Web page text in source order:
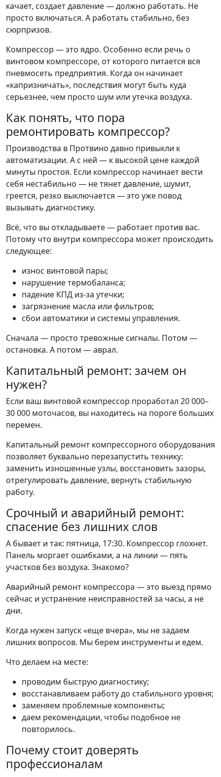
качает, создает давление — должно работать. Не
просто включаться. А работать стабильно, без
сюрпризов.
Компрессор — это ядро. Особенно если речь о
винтовом компрессоре, от которого питается вся
пневмосеть предприятия. Когда он начинает
«капризничать», последствия могут быть куда
серьезнее, чем просто шум или утечка воздуха.
Как понять, что пора
ремонтировать компрессор?
Производства в Протвино давно привыкли к
автоматизации. А с ней — к высокой цене каждой
минуты простоя. Если компрессор начинает вести
себя нестабильно — не тянет давление, шумит,
греется, резко выключается — это уже повод
вызывать диагностику.
Всё, что вы откладываете — работает против вас.
Потому что внутри компрессора может происходить
следующее:
износ винтовой пары;
нарушение термобаланса;
падение КПД из-за утечки;
загрязнение масла или фильтров;
сбои автоматики и системы управления.
Сначала — просто тревожные сигналы. Потом —
остановка. А потом — аврал.
Капитальный ремонт: зачем он
нужен?
Если ваш винтовой компрессор проработал 20 000–
30 000 моточасов, вы находитесь на пороге больших
перемен.
Капитальный ремонт компрессорного оборудования
позволяет буквально перезапустить технику:
заменить изношенные узлы, восстановить зазоры,
отрегулировать давление, вернуть стабильную
работу.
Срочный и аварийный ремонт:
спасение без лишних слов
А бывает и так: пятница, 17:30. Компрессор глохнет.
Панель моргает ошибками, а на линии — пять
участков без воздуха. Знакомо?
Аварийный ремонт компрессора — это выезд прямо
сейчас и устранение неисправностей за часы, а не
дни.
Когда нужен запуск «еще вчера», мы не задаем
лишних вопросов. Мы берем инструменты и едем.
Что делаем на месте:
проводим быструю диагностику;
восстанавливаем работу до стабильного уровня;
заменяем проблемные компоненты;
даем рекомендации, чтобы подобное не
повторилось.
Почему стоит доверять
профессионалам